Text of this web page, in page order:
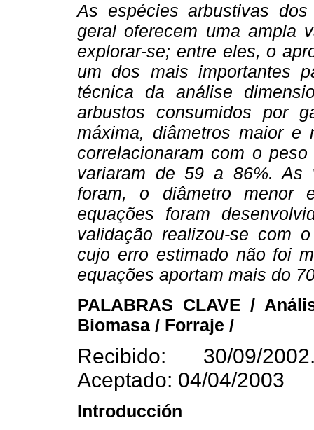
As espécies arbustivas
geral oferecem uma ampla
explorar-se; entre eles, o
um dos mais importantes
técnica da análise
arbustos consumidos por
máxima, diâmetros maior
correlacionaram com o
variaram de 59 a 86%. As
foram, o diâmetro menor
equações foram
validação realizou-se com
cujo erro estimado não foi
equações aportam mais do
PALABRAS CLAVE /
Biomasa / Forraje /
Recibido: 30/09/
Aceptado: 04/04/2003
Introducción